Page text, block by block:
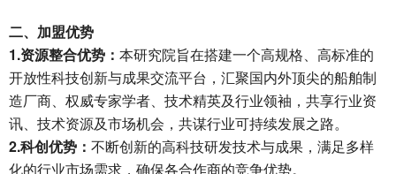
二、加盟优势
1.资源整合优势： 本研究院旨在搭建一个高规格、高标准的
开放性科技创新与成果交流平台，汇聚国内外顶尖的船舶制
造厂商、权威专家学者、技术精英及行业领袖，共享行业资
讯、技术资源及市场机会，共谋行业可持续发展之路。
2.科创优势： 不断创新的高科技研发技术与成果，满足多样
化的行业市场需求，确保各合作商的竞争优势。